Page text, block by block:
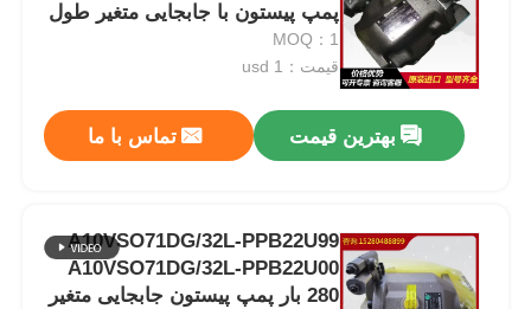
پمپ پیستون با جابجایی متغیر طول
عمر طولانی
MOQ：1
قیمت：usd 1
بهترین قیمت تماس با ما
A10VSO71DG/32L-PPB22U99
A10VSO71DG/32L-PPB22U00
280 بار پمپ پیستون جابجایی متغیر